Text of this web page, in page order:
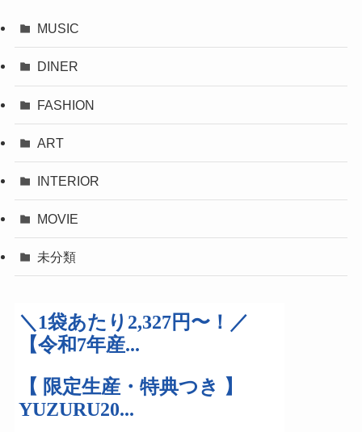
MUSIC
DINER
FASHION
ART
INTERIOR
MOVIE
未分類